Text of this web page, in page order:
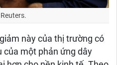
này của thị trường có
của một phản ứng dây